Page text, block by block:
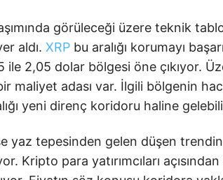
görüleceği üzere teknik
aldı. XRP bu aralığı korumayı
ile 2,05 dolar bölgesi öne çıkıyor.
maliyet adası var. İlgili bölgenin
yeni direnç koridoru haline
yaz tepesinden gelen düşen
Kripto para yatırımcıları